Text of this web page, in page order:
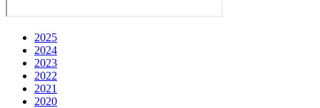
2025
2024
2023
2022
2021
2020